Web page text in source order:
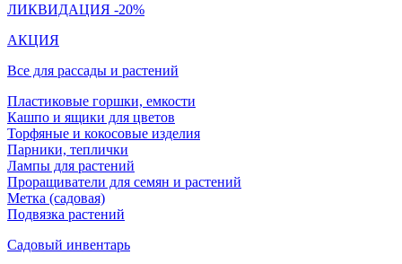
ЛИКВИДАЦИЯ -20%
АКЦИЯ
Все для рассады и растений
Пластиковые горшки, емкости
Кашпо и ящики для цветов
Торфяные и кокосовые изделия
Парники, теплички
Лампы для растений
Проращиватели для семян и растений
Метка (садовая)
Подвязка растений
Садовый инвентарь